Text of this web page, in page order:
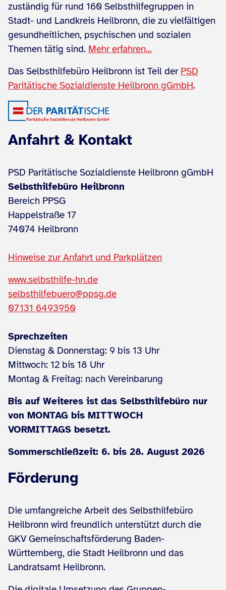
zuständig für rund 160 Selbsthilfegruppen in
Stadt- und Landkreis Heilbronn, die zu vielfältigen
gesundheitlichen, psychischen und sozialen
Themen tätig sind. Mehr erfahren...
Das Selbsthilfebüro Heilbronn ist Teil der PSD
Paritätische Sozialdienste Heilbronn gGmbH.
Anfahrt & Kontakt
PSD Paritätische Sozialdienste Heilbronn gGmbH
Selbsthilfebüro Heilbronn
Bereich PPSG
Happelstraße 17
74074 Heilbronn
Hinweise zur Anfahrt und Parkplätzen
www.selbsthilfe-hn.de
selbsthilfebuero@ppsg.de
07131 6493950
Sprechzeiten
Dienstag & Donnerstag: 9 bis 13 Uhr
Mittwoch: 12 bis 18 Uhr
Montag & Freitag: nach Vereinbarung
Bis auf Weiteres ist das Selbsthilfebüro nur
von MONTAG bis MITTWOCH
VORMITTAGS besetzt.
Sommerschließzeit: 6. bis 28. August 2026
Förderung
Die umfangreiche Arbeit des Selbsthilfebüro
Heilbronn wird freundlich unterstützt durch die
GKV Gemeinschaftsförderung Baden-
Württemberg, die Stadt Heilbronn und das
Landratsamt Heilbronn.